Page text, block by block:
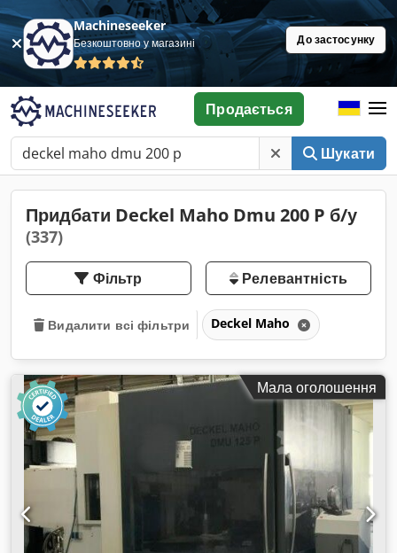
Machineseeker
Безкоштовно у магазині До застосунку
Шукати
Продається
Придбати Deckel Maho Dmu 200 P б/у
(337)
Фільтр Релевантність
Видалити всі фільтри Deckel Maho
Мала оголошення